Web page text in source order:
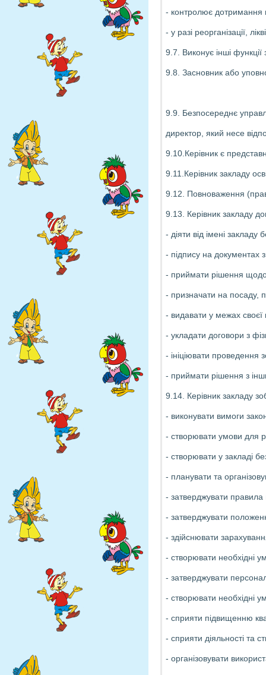
- контролює дотримання
- у разі реорганізації,
9.7. Виконує інші
9.8. Засновник або
9.9. Безпосереднє
директор, який несе
9.10.Керівник є
9.11.Керівник закладу
9.12. Повноваження
9.13. Керівник закладу
- діяти від імені
- підпису на документах з
- приймати рішення щодо
- призначати на посаду,
- видавати у межах своєї
- укладати договори з
- ініціювати проведення
- приймати рішення з
9.14. Керівник закладу
- виконувати вимоги
- створювати умови для
- створювати у закладі
- планувати та
- затверджувати правила
- затверджувати
- здійснювати
- створювати необхідні
- затверджувати
- створювати необхідні
- сприяти підвищенню
- сприяти діяльності та
- організовувати